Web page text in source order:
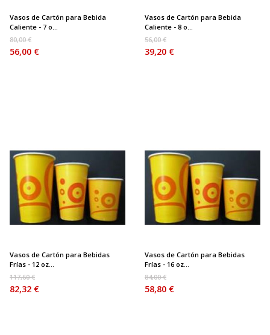
Vasos de Cartón para Bebida
Caliente - 7 o...
80,00 €
56,00 €
Vasos de Cartón para Bebida
Caliente - 8 o...
56,00 €
39,20 €
Vasos de Cartón para Bebidas
Frías - 12 oz...
117,60 €
82,32 €
Vasos de Cartón para Bebidas
Frías - 16 oz...
84,00 €
58,80 €